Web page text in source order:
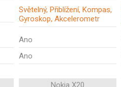
Světelný, Přiblížení, Kompas,
Gyroskop, Akcelerometr
Ano
Ano
Nokia X20